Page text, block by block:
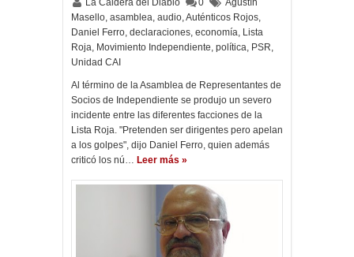
La Caldera del Diablo 0
Agustín
Masello, asamblea, audio,Auténticos Rojos,
Daniel Ferro, declaraciones, economía, Lista
Roja, Movimiento Independiente, política, PSR,
Unidad CAI
Al término de la Asamblea de Representantes de
Socios de Independiente se produjo un severo
incidente entre las diferentes facciones de la
Lista Roja. "Pretenden ser dirigentes pero apelan
a los golpes", dijo Daniel Ferro, quien además
criticó los nú… Leer más »